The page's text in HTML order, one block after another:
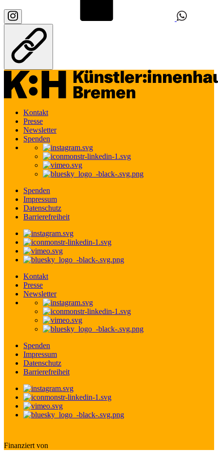
Kontakt
Presse
Newsletter
Spenden
Spenden
Impressum
Datenschutz
Barrierefreiheit
Kontakt
Presse
Newsletter
Spenden
Impressum
Datenschutz
Barrierefreiheit
Finanziert von